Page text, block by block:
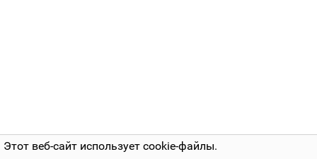
Этот веб-сайт использует cookie-файлы.